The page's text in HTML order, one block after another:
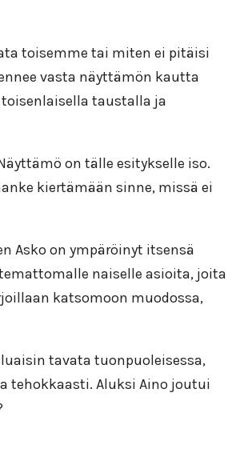
toisemme tai miten ei pitäisi
vasta näyttämön kautta
taustalla ja
on tälle esitykselle iso.
kiertämään sinne, missä ei
Asko on ympäröinyt itsensä
naiselle asioita, joita
katsomoon muodossa,
tavata tuonpuoleisessa,
tehokkaasti. Aluksi Aino joutui